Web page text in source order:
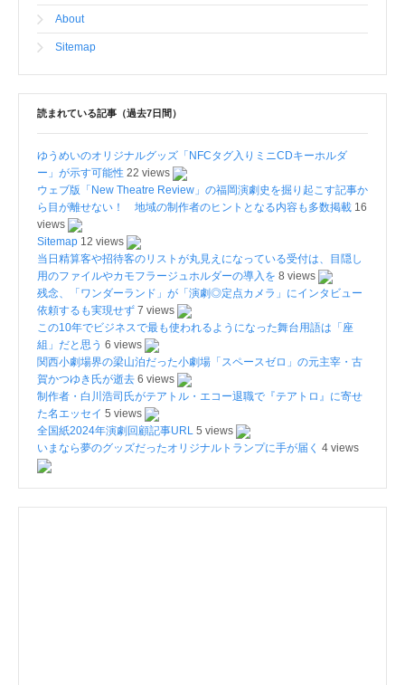
About
Sitemap
読まれている記事（過去7日間）
ゆうめいのオリジナルグッズ「NFCタグ入りミニCDキーホルダ
ー」が示す可能性 22 views
ウェブ版「New Theatre Review」の福岡演劇史を掘り起こす記事か
ら目が離せない！ 地域の制作者のヒントとなる内容も多数掲載 16
views
Sitemap 12 views
当日精算客や招待客のリストが丸見えになっている受付は、目隠し
用のファイルやカモフラージュホルダーの導入を 8 views
残念、「ワンダーランド」が「演劇◎定点カメラ」にインタビュー
依頼するも実現せず 7 views
この10年でビジネスで最も使われるようになった舞台用語は「座
組」だと思う 6 views
関西小劇場界の梁山泊だった小劇場「スペースゼロ」の元主宰・古
賀かつゆき氏が逝去 6 views
制作者・白川浩司氏がテアトル・エコー退職で『テアトロ』に寄せ
た名エッセイ 5 views
全国紙2024年演劇回顧記事URL 5 views
いまなら夢のグッズだったオリジナルトランプに手が届く 4 views